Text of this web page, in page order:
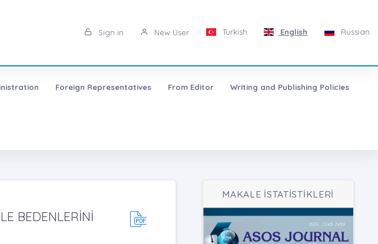
Sign in New User Turkish English Russian
Foreign Representatives From Editor Writing and Publishing Policies
BEDENLERİNİ
MAKALE İSTATİSTİKLERİ